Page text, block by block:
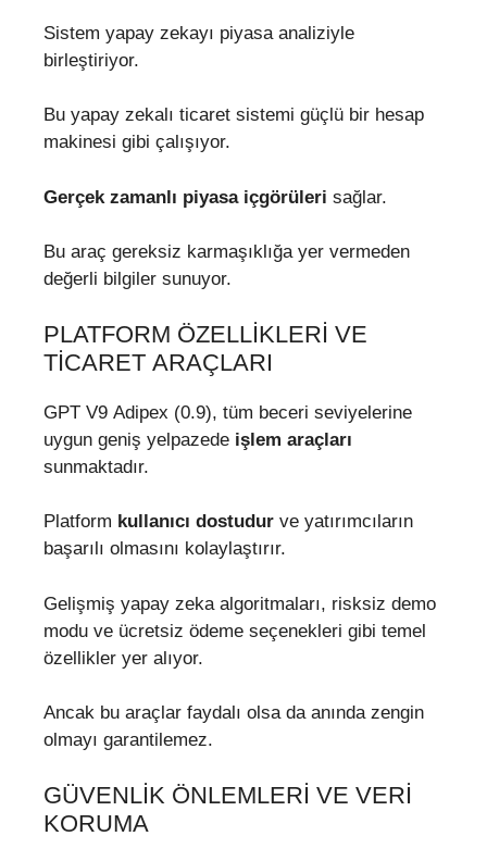
Sistem yapay zekayı piyasa analiziyle
birleştiriyor.
Bu yapay zekalı ticaret sistemi güçlü bir hesap
makinesi gibi çalışıyor.
Gerçek zamanlı piyasa içgörüleri sağlar.
Bu araç gereksiz karmaşıklığa yer vermeden
değerli bilgiler sunuyor.
PLATFORM ÖZELLIKLERI VE
TICARET ARAÇLARI
GPT V9 Adipex (0.9), tüm beceri seviyelerine
uygun geniş yelpazede işlem araçları
sunmaktadır.
Platform kullanıcı dostudur ve yatırımcıların
başarılı olmasını kolaylaştırır.
Gelişmiş yapay zeka algoritmaları, risksiz demo
modu ve ücretsiz ödeme seçenekleri gibi temel
özellikler yer alıyor.
Ancak bu araçlar faydalı olsa da anında zengin
olmayı garantilemez.
GÜVENLIK ÖNLEMLERI VE VERI
KORUMA